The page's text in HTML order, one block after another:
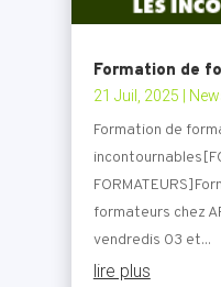
Formation de
21 Juil, 2025
Formation de
formateurs chez
vendredis 03 et...
lire plus